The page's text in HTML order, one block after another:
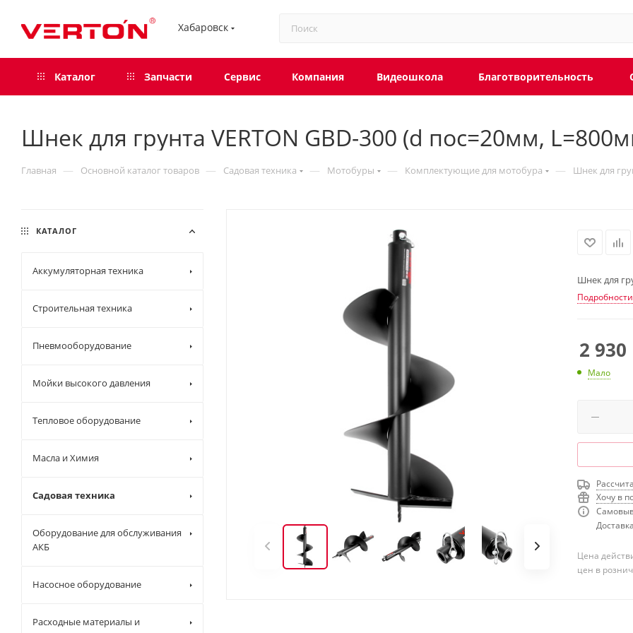
Хабаровск
Каталог Запчасти Сервис Компания Видеошкола Благотворительность
Шнек для грунта VERTON GBD-300 (d пос=20мм,
Главная — Основной каталог товаров — Садовая техника — Мотобуры — Комплектующие для мотобура — Шнек для
Шнек для
Подробности
2 930
Мало
Хочу в
Цена
цен в
КАТАЛОГ
Аккумуляторная техника
Строительная техника
Пневмооборудование
Мойки высокого давления
Тепловое оборудование
Масла и Химия
Садовая техника
Оборудование для обслуживания
АКБ
Насосное оборудование
Расходные материалы и